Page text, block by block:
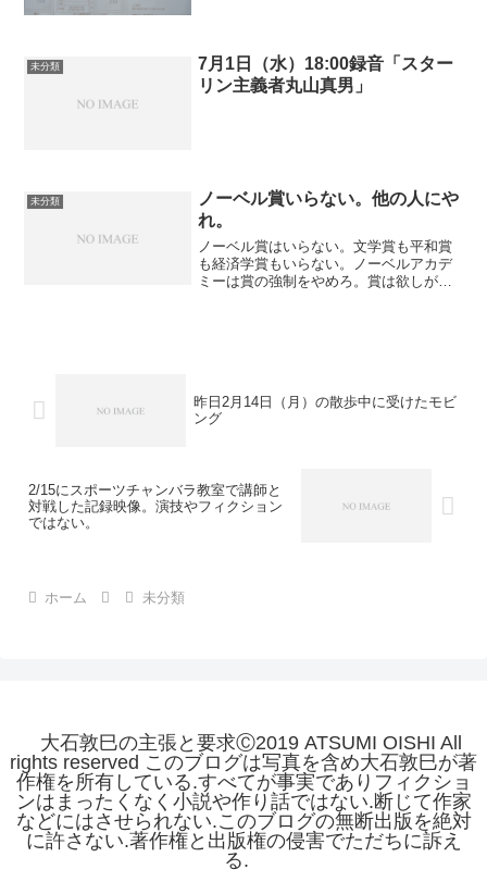
それを外そ...
未分類
7月1日（水）18:00録音「スター
リン主義者丸山真男」
未分類
ノーベル賞いらない。他の人にや
れ。
ノーベル賞はいらない。文学賞も平和賞
も経済学賞もいらない。ノーベルアカデ
ミーは賞の強制をやめろ。賞は欲しがる
昨日2月14日（月）の散歩中に受けたモビ
ング
2/15にスポーツチャンバラ教室で講師と
対戦した記録映像。演技やフィクション
ではない。
ホーム 未分類
大石敦巳の主張と要求Ⓒ2019 ATSUMI OISHI All
rights reserved このブログは写真を含め大石敦巳が著
作権を所有している.すべてが事実でありフィクショ
ンはまったくなく小説や作り話ではない.断じて作家
などにはさせられない.このブログの無断出版を絶対
に許さない.著作権と出版権の侵害でただちに訴え
る.